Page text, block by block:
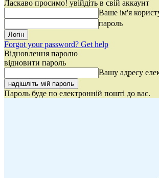
Ласкаво просимо! увійдіть в свій аккаунт
Ваше ім'я
пароль
Forgot your password? Get help
Відновлення паролю
відновити пароль
Вашу адресу
Пароль буде по електронній пошті до вас.